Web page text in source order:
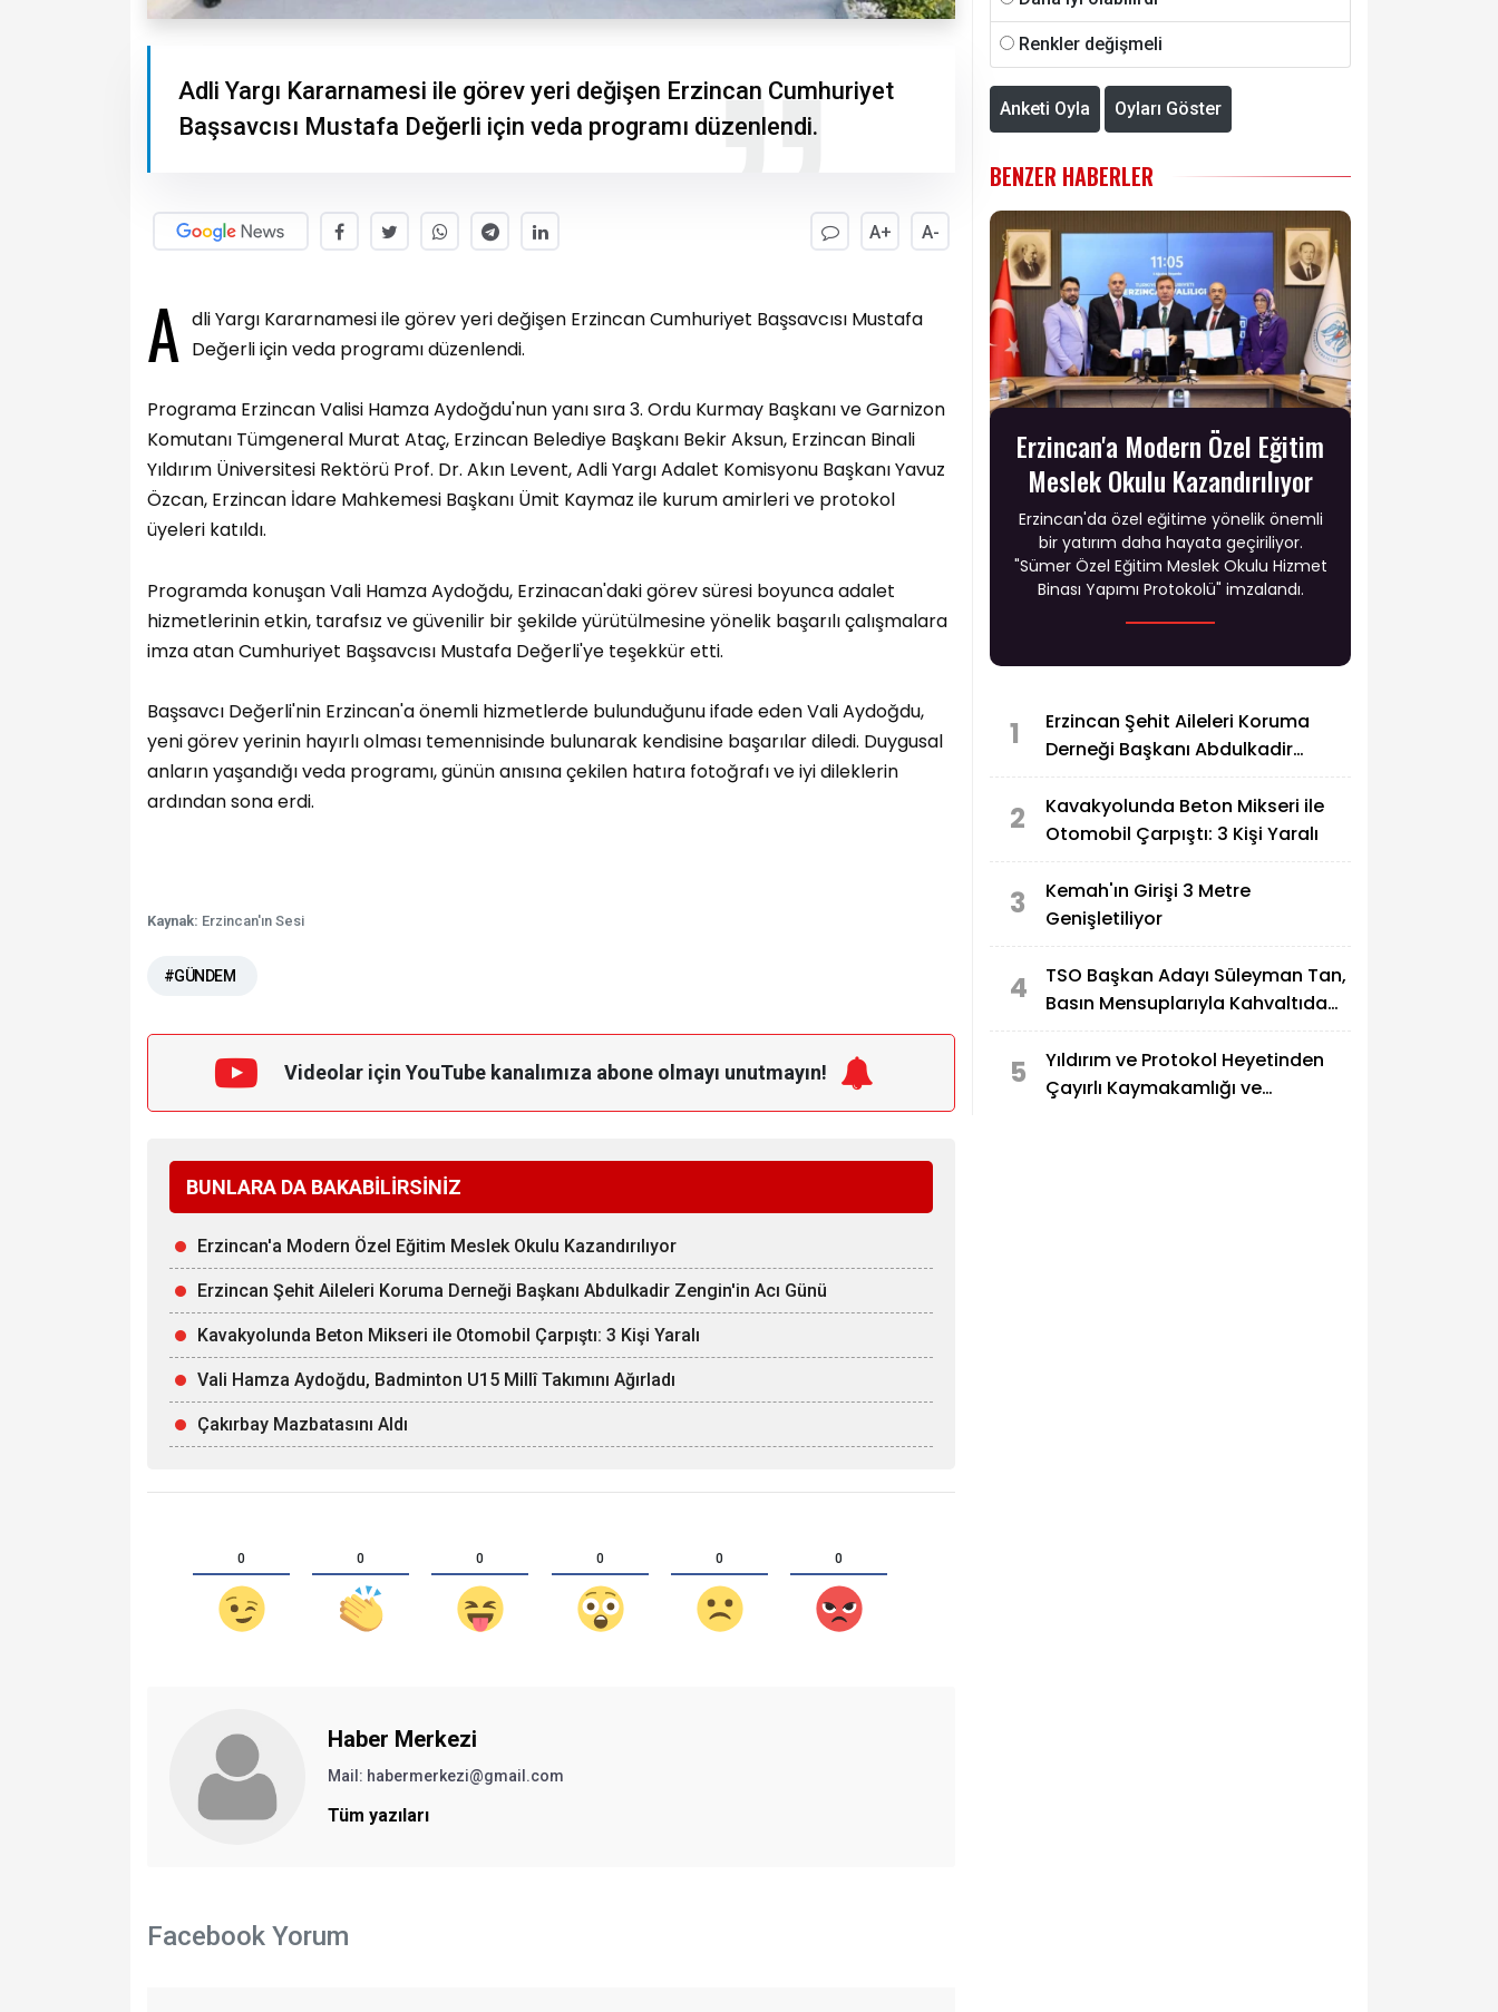
Adli Yargı Kararnamesi ile görev yeri değişen Erzincan Cumhuriyet
Başsavcısı Mustafa Değerli için veda programı düzenlendi.
A+ A-
A dli Yargı Kararnamesi ile görev yeri değişen Erzincan Cumhuriyet Başsavcısı Mustafa
Değerli için veda programı düzenlendi.
Programa Erzincan Valisi Hamza Aydoğdu'nun yanı sıra 3. Ordu Kurmay Başkanı ve Garnizon
Komutanı Tümgeneral Murat Ataç, Erzincan Belediye Başkanı Bekir Aksun, Erzincan Binali
Yıldırım Üniversitesi Rektörü Prof. Dr. Akın Levent, Adli Yargı Adalet Komisyonu Başkanı Yavuz
Özcan, Erzincan İdare Mahkemesi Başkanı Ümit Kaymaz ile kurum amirleri ve protokol
üyeleri katıldı.
Programda konuşan Vali Hamza Aydoğdu, Erzinacan'daki görev süresi boyunca adalet
hizmetlerinin etkin, tarafsız ve güvenilir bir şekilde yürütülmesine yönelik başarılı çalışmalara
imza atan Cumhuriyet Başsavcısı Mustafa Değerli'ye teşekkür etti.
Başsavcı Değerli'nin Erzincan'a önemli hizmetlerde bulunduğunu ifade eden Vali Aydoğdu,
yeni görev yerinin hayırlı olması temennisinde bulunarak kendisine başarılar diledi. Duygusal
anların yaşandığı veda programı, günün anısına çekilen hatıra fotoğrafı ve iyi dileklerin
ardından sona erdi.
Kaynak: Erzincan'ın Sesi
#GÜNDEM
Videolar için YouTube kanalımıza abone olmayı unutmayın!
BUNLARA DA BAKABİLİRSİNİZ
Erzincan'a Modern Özel Eğitim Meslek Okulu Kazandırılıyor
Erzincan Şehit Aileleri Koruma Derneği Başkanı Abdulkadir Zengin'in Acı Günü
Kavakyolunda Beton Mikseri ile Otomobil Çarpıştı: 3 Kişi Yaralı
Vali Hamza Aydoğdu, Badminton U15 Millî Takımını Ağırladı
Çakırbay Mazbatasını Aldı
0 0 0 0 0 0
Haber Merkezi
Mail: habermerkezi@gmail.com
Tüm yazıları
Facebook Yorum
Renkler değişmeli
Anketi Oyla Oyları Göster
BENZER HABERLER
Erzincan'a Modern Özel Eğitim
Meslek Okulu Kazandırılıyor
Erzincan'da özel eğitime yönelik önemli
bir yatırım daha hayata geçiriliyor.
"Sümer Özel Eğitim Meslek Okulu Hizmet
Binası Yapımı Protokolü" imzalandı.
1
Erzincan Şehit Aileleri Koruma
Derneği Başkanı Abdulkadir
2
Kavakyolunda Beton Mikseri ile
Otomobil Çarpıştı: 3 Kişi Yaralı
3
Kemah'ın Girişi 3 Metre
Genişletiliyor
4
TSO Başkan Adayı Süleyman Tan,
Basın Mensuplarıyla Kahvaltıda
5
Yıldırım ve Protokol Heyetinden
Çayırlı Kaymakamlığı ve